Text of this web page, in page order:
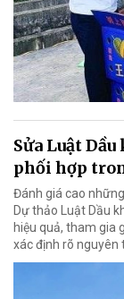
Sửa Luật
phối hợp
Đánh giá cao
Dự thảo Luật Dầu
hiệu quả, tham gia
xác định rõ nguyên